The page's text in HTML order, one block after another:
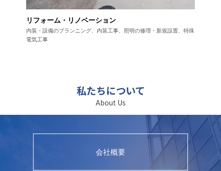
リフォーム・リノベーション
内装・設備のプランニング、内装工事、 照明の修理・新規設置、特殊
電気工事
私たちについて
About Us
会社概要